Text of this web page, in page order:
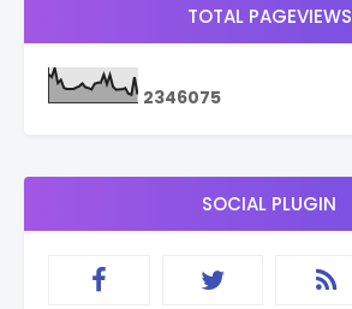
TOTAL PAGEVIEWS
2346075
SOCIAL PLUGIN